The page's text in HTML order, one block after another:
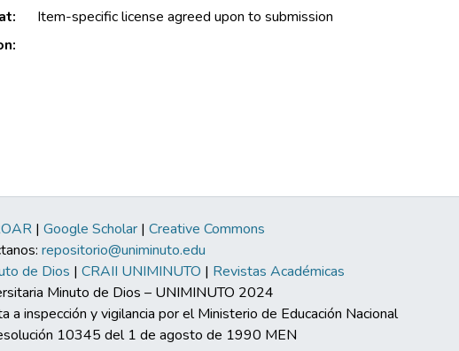
Item-specific license agreed upon to submission
| Google Scholar| Creative Commons
repositorio@uniminuto.edu
de Dios | CRAII UNIMINUTO | Revistas Académicas
Minuto de Dios – UNIMINUTO 2024
a inspección y vigilancia por el Ministerio de Educación Nacional
10345 del 1 de agosto de 1990 MEN